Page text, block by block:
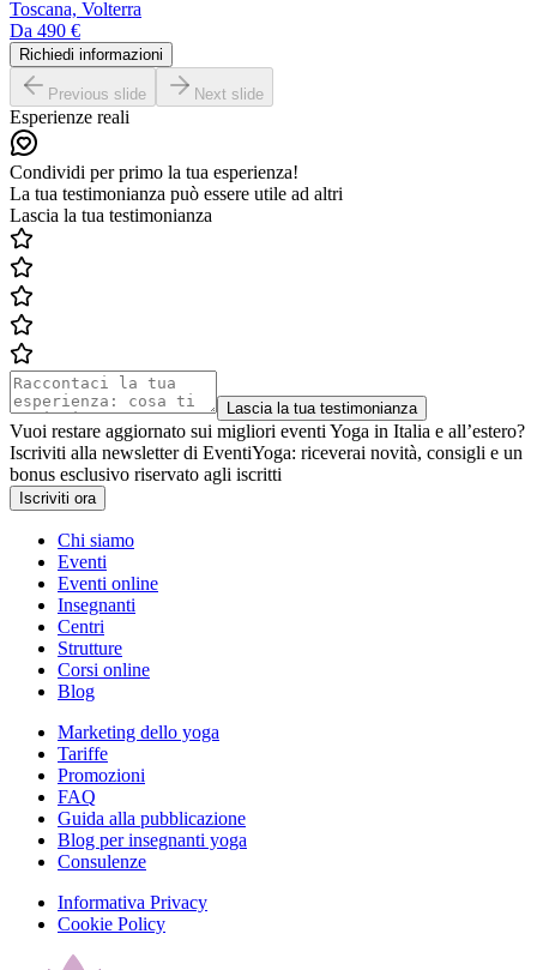
Toscana, Volterra
Da 490 €
Richiedi informazioni
Previous slide Next slide
Esperienze reali
Condividi per primo la tua esperienza!
La tua testimonianza può essere utile ad altri
Lascia la tua testimonianza
Lascia la tua testimonianza
Vuoi restare aggiornato sui migliori eventi Yoga in Italia e all’estero?
Iscriviti alla newsletter di EventiYoga: riceverai novità, consigli e un
bonus esclusivo riservato agli iscritti
Iscriviti ora
Chi siamo
Eventi
Eventi online
Insegnanti
Centri
Strutture
Corsi online
Blog
Marketing dello yoga
Tariffe
Promozioni
FAQ
Guida alla pubblicazione
Blog per insegnanti yoga
Consulenze
Informativa Privacy
Cookie Policy